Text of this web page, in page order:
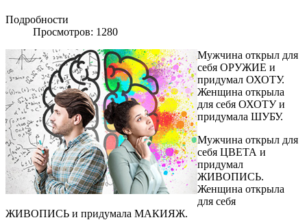
Подробности
Просмотров: 1280
Мужчина открыл для
себя ОРУЖИЕ и
придумал ОХОТУ.
Женщина открыла
для себя ОХОТУ и
придумала ШУБУ.
Мужчина открыл для
себя ЦВЕТА и
придумал
ЖИВОПИСЬ.
Женщина открыла
для себя
ЖИВОПИСЬ и придумала МАКИЯЖ.